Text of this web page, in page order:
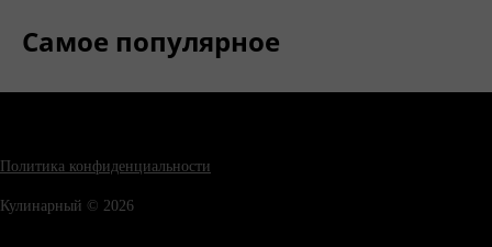
Самое популярное
Политика конфиденциальности
Кулинарный © 2026